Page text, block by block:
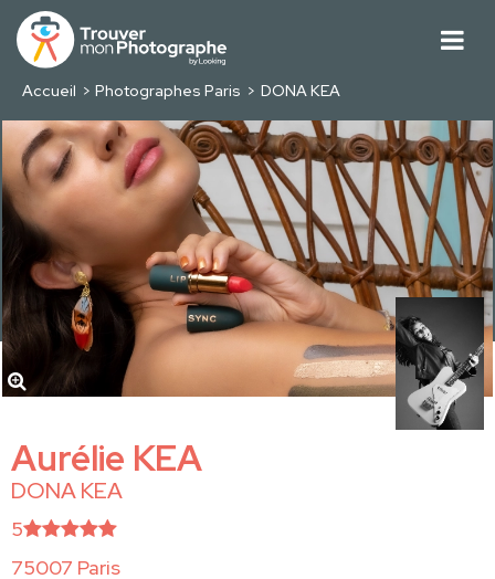
Accueil Photographes Paris DONA KEA
Aurélie KEA
DONA KEA
5
75007 Paris